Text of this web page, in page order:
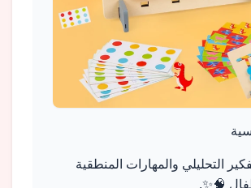
التحليلي والمهارات المنطقية
🧠✨.